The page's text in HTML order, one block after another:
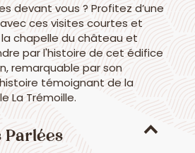
devant vous ? Profitez d’une
ces visites courtes et
chapelle du château et
par l'histoire de cet édifice
remarquable par son
témoignant de la
La Trémoille.
Parlées